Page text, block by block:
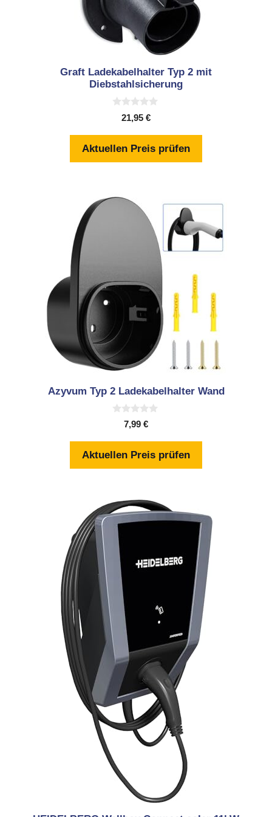
Graft Ladekabelhalter Typ 2 mit
Diebstahlsicherung
5
21,95 €
Aktuellen Preis prüfen
Azyvum Typ 2 Ladekabelhalter Wand
5
7,99 €
Aktuellen Preis prüfen